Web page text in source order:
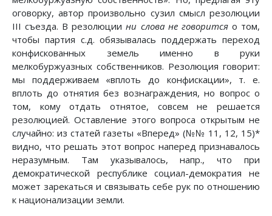
оговорку, автор произвольно сузил смысл резолюции
III съезда. В резолюциини слова не говоритсяо том,
чтобы партия с.д. обязывалась поддержать переход
конфискованных земель именно в руки
мелкобуржуазных собственников. Резолюция говорит:
мы поддерживаем «вплоть до конфискации», т. е.
вплоть до отнятия без вознаграждения, но вопрос о
том, кому отдать отнятое, совсем не решается
резолюцией. Оставление этого вопроса открытым не
случайно: из статей газеты «Вперед» (№№ 11, 12, 15)*
видно, что решать этот вопрос наперед признавалось
неразумным. Там указывалось, напр., что при
демократической республике социал-демократия не
может зарекаться и связывать себе рук по отношению
к национализации земли.